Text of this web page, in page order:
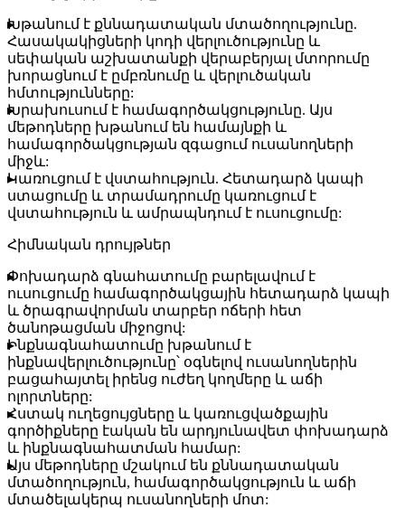
Խթանում է քննադատական մտածողությունը.
Հասակակիցների կոդի վերլուծությունը և
սեփական աշխատանքի վերաբերյալ մտորումը
խորացնում է ըմբռնումը և վերլուծական
հմտությունները:
Խրախուսում է համագործակցությունը. Այս
մեթոդները խթանում են համայնքի և
համագործակցության զգացում ուսանողների
միջև:
Կառուցում է վստահություն. Հետադարձ կապի
ստացումը և տրամադրումը կառուցում է
վստահություն և ամրապնդում է ուսուցումը:
Հիմնական դրույթներ
Փոխադարձ գնահատումը բարելավում է
ուսուցումը համագործակցային հետադարձ կապի
և ծրագրավորման տարբեր ոճերի հետ
ծանոթացման միջոցով:
Ինքնագնահատումը խթանում է
ինքնավերլուծությունը՝ օգնելով ուսանողներին
բացահայտել իրենց ուժեղ կողմերը և աճի
ոլորտները:
Հստակ ուղեցույցները և կառուցվածքային
գործիքները էական են արդյունավետ փոխադարձ
և ինքնագնահատման համար:
Այս մեթոդները մշակում են քննադատական
մտածողություն, համագործակցություն և աճի
մտածելակերպ ուսանողների մոտ: